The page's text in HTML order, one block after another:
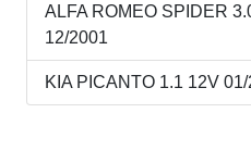
ALFA ROMEO SPIDER
12/2001
KIA PICANTO 1.1 12V